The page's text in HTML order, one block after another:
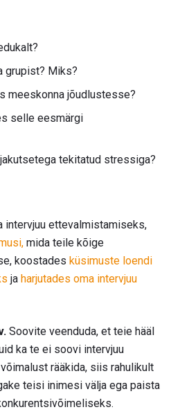
grupist? Miks?
meeskonna jõudlustesse?
selle eesmärgi
tekitatud stressiga?
intervjuu ettevalmistamiseks,
mida teile kõige
koostades küsimuste loendi
ja harjutades oma intervjuu
Soovite veenduda, et teie hääl
ka te ei soovi intervjuu
rääkida, siis rahulikult
teisi inimesi välja ega paista